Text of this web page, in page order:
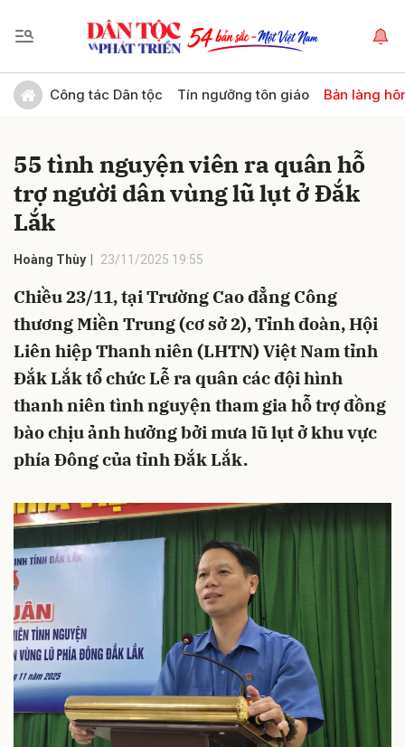
Công tác Dân tộc Tín ngưỡng tôn giáo Bản làng
55 tình nguyện viên ra quân hỗ
trợ người dân vùng lũ lụt ở Đắk
Lắk
Hoàng Thùy 23/11/2025 19:55
Chiều 23/11, tại Trường Cao đẳng Công
thương Miền Trung (cơ sở 2), Tỉnh đoàn, Hội
Liên hiệp Thanh niên (LHTN) Việt Nam tỉnh
Đắk Lắk tổ chức Lễ ra quân các đội hình
thanh niên tình nguyện tham gia hỗ trợ đồng
bào chịu ảnh hưởng bởi mưa lũ lụt ở khu vực
phía Đông của tỉnh Đắk Lắk.
Gửi bình luận